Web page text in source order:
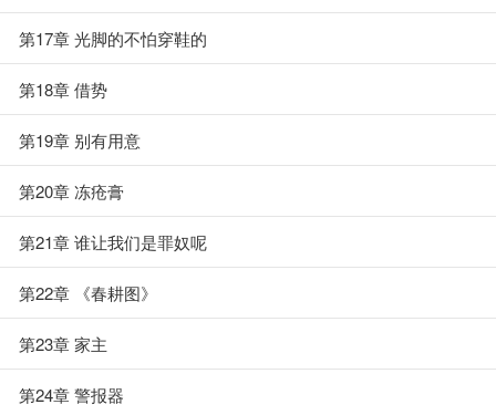
第17章 光脚的不怕穿鞋的
第18章 借势
第19章 别有用意
第20章 冻疮膏
第21章 谁让我们是罪奴呢
第22章 《春耕图》
第23章 家主
第24章 警报器